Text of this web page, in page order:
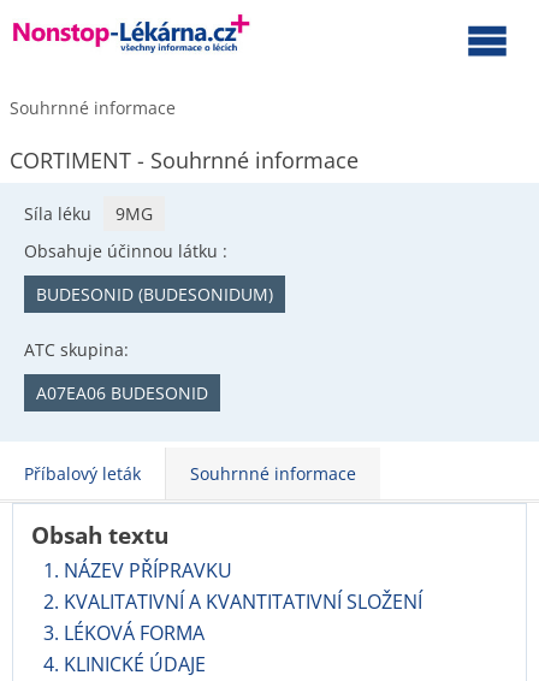
Souhrnné informace
CORTIMENT - Souhrnné informace
Síla léku
9MG
Obsahuje účinnou látku :
BUDESONID (BUDESONIDUM)
ATC skupina:
A07EA06 BUDESONID
Příbalový leták Souhrnné informace
Obsah textu
1. NÁZEV PŘÍPRAVKU
2. KVALITATIVNÍ A KVANTITATIVNÍ SLOŽENÍ
3. LÉKOVÁ FORMA
4. KLINICKÉ ÚDAJE